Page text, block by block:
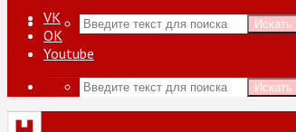
Искать
VK
ОК
Youtube
Искать